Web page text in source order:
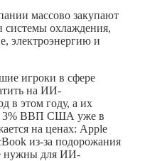
массово закупают
охлаждения,
электроэнергию и
игроки в сфере
на ИИ-
в этом году, а их
3% ВВП США уже в
на ценах: Apple
из-за подорожания
нужны для ИИ-